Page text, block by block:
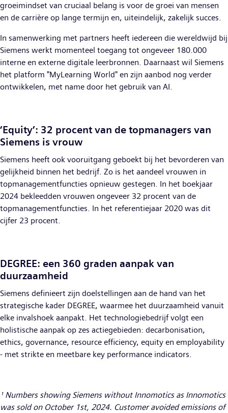
groeimindset van cruciaal belang is voor de groei van mensen
en de carrière op lange termijn en, uiteindelijk, zakelijk succes.
In samenwerking met partners heeft iedereen die wereldwijd bij
Siemens werkt momenteel toegang tot ongeveer 180.000
interne en externe digitale leerbronnen. Daarnaast wil Siemens
het platform "MyLearning World" en zijn aanbod nog verder
ontwikkelen, met name door het gebruik van AI.
‘Equity’: 32 procent van de topmanagers van
Siemens is vrouw
Siemens heeft ook vooruitgang geboekt bij het bevorderen van
gelijkheid binnen het bedrijf. Zo is het aandeel vrouwen in
topmanagementfuncties opnieuw gestegen. In het boekjaar
2024 bekleedden vrouwen ongeveer 32 procent van de
topmanagementfuncties. In het referentiejaar 2020 was dit
cijfer 23 procent.
DEGREE: een 360 graden aanpak van
duurzaamheid
Siemens definieert zijn doelstellingen aan de hand van het
strategische kader DEGREE, waarmee het duurzaamheid vanuit
elke invalshoek aanpakt. Het technologiebedrijf volgt een
holistische aanpak op zes actiegebieden: decarbonisation,
ethics, governance, resource efficiency, equity en employability
- met strikte en meetbare key performance indicators.
¹ Numbers showing Siemens without Innomotics as Innomotics
was sold on October 1st, 2024. Customer avoided emissions of